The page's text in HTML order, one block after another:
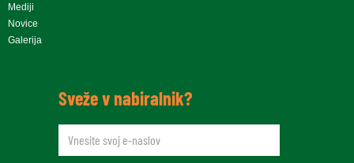
Mediji
Novice
Galerija
Sveže v nabiralnik?
newsletteremail